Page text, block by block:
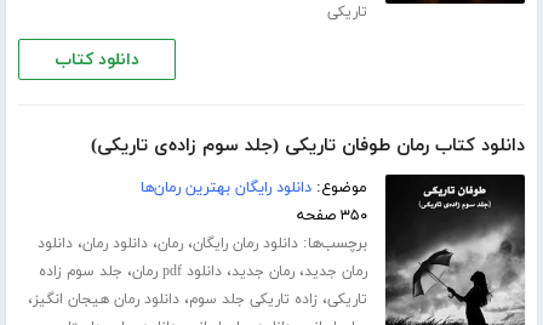
تاریکی
دانلود کتاب
دانلود کتاب رمان طوفان تاریکی (جلد سوم زاده‌ی تاریکی)
موضوع:دانلود رایگان بهترین رمان‌ها
۳۵۰ صفحه
برچسب‌ها:دانلود رمان رایگان،رمان،دانلود رمان،دانلود
رمان جدید،رمان جدید،دانلود pdf رمان ، جلد سوم زاده
تاریکی، زاده تاریکی جلد سوم،دانلود رمان هیجان انگیز،